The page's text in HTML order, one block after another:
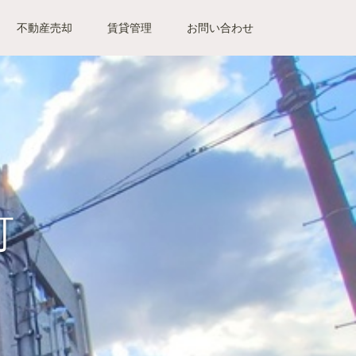
不動産売却 賃貸管理 お問い合わせ